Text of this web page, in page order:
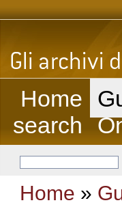
Home
search
Home »